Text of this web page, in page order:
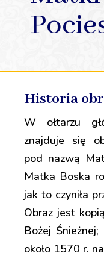
Historia
W ołtarzu
znajduje się
pod nazwą
Matka Boska
jak to czyniła
Obraz jest
Bożej
około 1570 r.